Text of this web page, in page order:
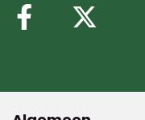
Volg